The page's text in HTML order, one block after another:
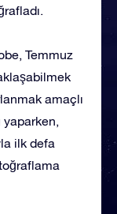
Temmuz
amaçlı
yaparken,
ilk defa